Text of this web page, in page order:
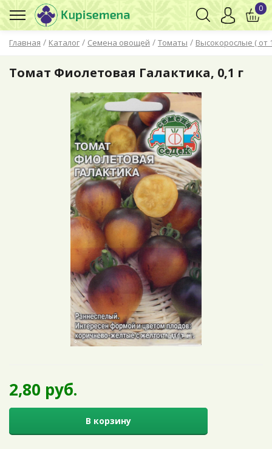
Главная / Каталог / Семена овощей / Томаты / Высокорослые ( от
0
Томат Фиолетовая Галактика, 0,1 г
2,80 руб.
В корзину